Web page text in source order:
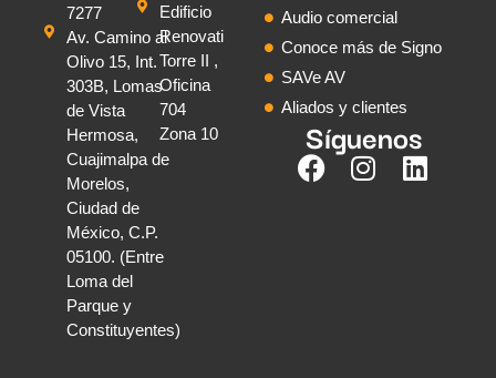
7277
Av. Camino al
Olivo 15, Int.
303B, Lomas
de Vista
Hermosa,
Cuajimalpa de
Morelos,
Ciudad de
México, C.P.
05100. (Entre
Loma del
Parque y
Constituyentes)
Edificio
Renovati
Torre II ,
Oficina
704
Zona 10
Audio comercial
Conoce más de Signo
SAVe AV
Aliados y clientes
Síguenos